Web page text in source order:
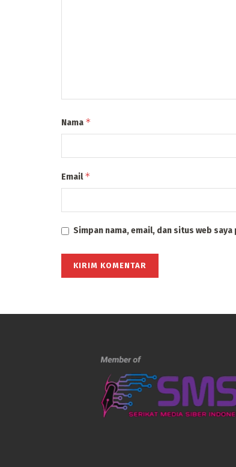
Nama *
Email*
Simpan nama, email, dan situs web